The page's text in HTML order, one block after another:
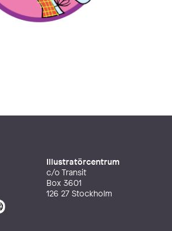
Illustratörcentrum
c/o Transit
Box 3601
126 27 Stockholm